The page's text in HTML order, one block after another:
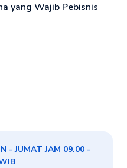
yang Wajib Pebisnis
- JUMAT JAM 09.00 -